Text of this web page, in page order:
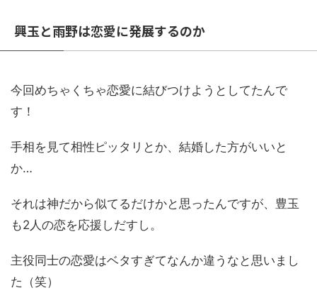
興玉と雨野は恋愛に発展するのか
今回めちゃくちゃ恋愛に結びつけようとしてたんで
す！
手相を見て相性ピッタリとか、結婚した方がいいと
か…
それは神だから似てるだけかと思ったんですが、豊玉
も2人の恋を応援しだすし。
主役同士の恋愛はベタすぎてなんか違うなと思いまし
た（笑）